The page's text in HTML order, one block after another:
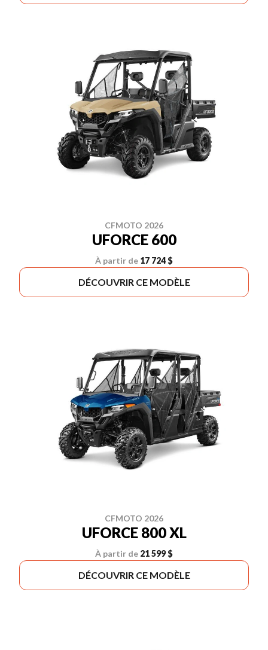
CFMOTO 2026
UFORCE 600
À partir de 17 724 $
DÉCOUVRIR CE MODÈLE
CFMOTO 2026
UFORCE 800 XL
À partir de 21 599 $
DÉCOUVRIR CE MODÈLE